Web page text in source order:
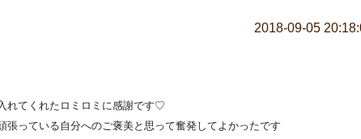
2018-09-05
れてくれたロミロミに感謝です♡
張っている自分へのご褒美と思って奮発してよかったです